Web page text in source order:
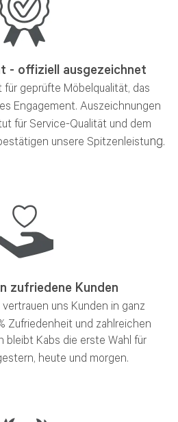
- offiziell ausgezeichnet
geprüfte Möbelqualität, das
Engagement. Auszeichnungen
für Service-Qualität und dem
unsere Spitzenleistung.
zufriedene Kunden
uns Kunden in ganz
Zufriedenheit und zahlreichen
bleibt Kabs die erste Wahl für
heute und morgen.